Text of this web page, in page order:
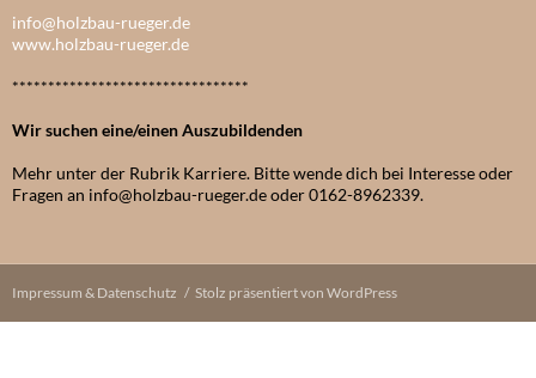
info@holzbau-rueger.de
www.holzbau-rueger.de
*********************************
Wir suchen eine/einen Auszubildenden
Mehr unter der Rubrik Karriere. Bitte wende dich bei Interesse oder
Fragen an info@holzbau-rueger.de oder 0162-8962339.
Impressum & Datenschutz Stolz präsentiert von WordPress